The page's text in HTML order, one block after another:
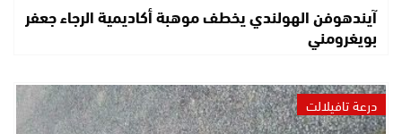
آيندهوفن الهولندي يخطف موهبة أكاديمية الرجاء جعفر
بويغرومني
درعة تافيلالت